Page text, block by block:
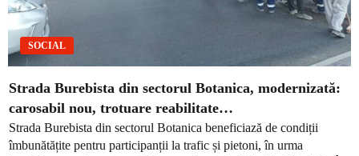
SOCIAL
Strada Burebista din sectorul Botanica, modernizată:
carosabil nou, trotuare reabilitate…
Strada Burebista din sectorul Botanica beneficiază de condiții
îmbunătățite pentru participanții la trafic și pietoni, în urma